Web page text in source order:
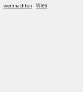
weihnachten
Wien